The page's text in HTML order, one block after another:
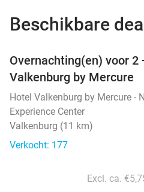
Beschikbare
Overnachting(en) voor
Valkenburg by Mercure
Hotel Valkenburg by Mercure -
Experience Center
Valkenburg (11 km)
Verkocht: 177
Excl. ca.